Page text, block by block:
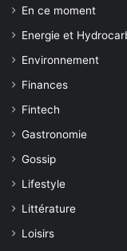
En ce moment
Energie et
Environnement
Finances
Fintech
Gastronomie
Gossip
Lifestyle
Littérature
Loisirs